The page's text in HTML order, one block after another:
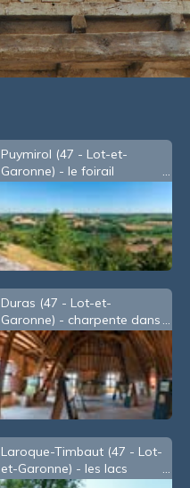
Puymirol (47 - Lot-et-
Garonne) - le foirail
Duras (47 - Lot-et-
Garonne) - charpente dans
les combles du château
Laroque-Timbaut (47 - Lot-
et-Garonne) - les lacs